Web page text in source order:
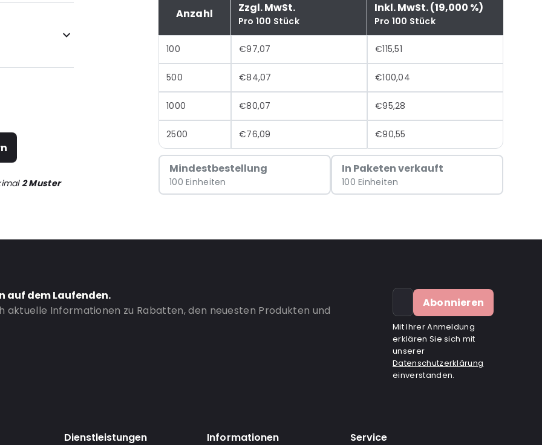
Anzahl Zzgl. MwSt.
Pro 100 Stück
Inkl. MwSt. (19,000 %)
Pro 100 Stück
100 €97,07 €115,51
500 €84,07 €100,04
1000 €80,07 €95,28
2500 €76,09 €90,55
Mindestbestellung
100 Einheiten
In Paketen verkauft
100 Einheiten
2 Muster
auf dem Laufenden.
aktuelle Informationen zu Rabatten, den neuesten Produkten und
Abonnieren
Mit Ihrer Anmeldung
erklären Sie sich mit
unserer
Datenschutzerklärung
einverstanden.
Dienstleistungen
Informationen
Service